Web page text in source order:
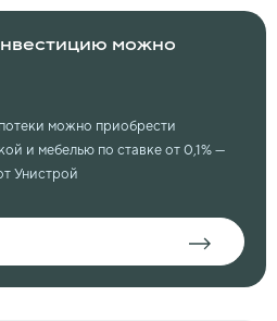
можно
можно приобрести
и мебелью по ставке от 0,1% —
Унистрой